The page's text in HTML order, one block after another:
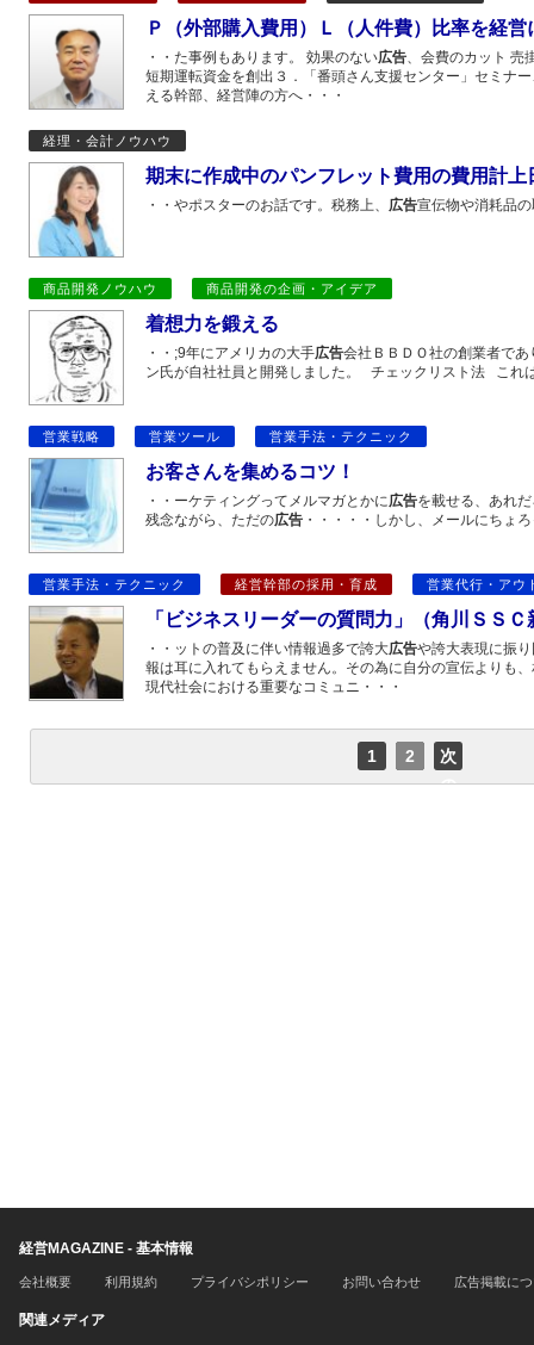
Ｐ（外部購入費用）Ｌ（人件費）比率を経営
・・た事例もあります。 効果のない広告、会費のカット 売
短期運転資金を創出３．「番頭さん支援センター」セミナ
える幹部、経営陣の方へ・・・
経理・会計ノウハウ
期末に作成中のパンフレット費用の費用計上
・・やポスターのお話です。税務上、 広告宣伝物や消耗品
商品開発ノウハウ 商品開発の企画・アイデア
着想力を鍛える
・・;9年にアメリカの大手広告会社ＢＢＤＯ社の創業者で
ン氏が自社社員と開発しました。 チェックリスト法 これ
営業戦略 営業ツール 営業手法・テクニック
お客さんを集めるコツ！
・・ーケティングってメルマガとかに広告を載せる、あれ
残念ながら、ただの広告 ・・・・・しかし、メールにちょ
営業手法・テクニック 経営幹部の採用・育成 営業代行・アウ
「ビジネスリーダーの質問力」（角川ＳＳ
・・ットの普及に伴い情報過多で誇大広告や誇大表現に振
報は耳に入れてもらえません。その為に自分の宣伝よりも
現代社会における重要なコミュニ・・・
1 2
次
の
経営MAGAZINE - 基本情報
会社概要 利用規約 プライバシポリシー お問い合わせ 広告掲載に
関連メディア